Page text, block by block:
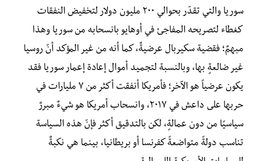
سوريا والتي تقدّر بحوالي ٢٠٠ مليون دولار لتخفيض النفقات
كغطاء لتصريحه المفاجئ في أوهايو بانسحابه من سوريا وهذا
مبهمٌ؛ فقضية سكيربال عرضيةٌ، كما أنه من غير المؤكد أنّ روسيا
غير ضالعةٍ بها، وبالنسبة لتجميد أموال إعادة إعمار سوريا فقد
يكون عرضياً هو الآخر؛ فأمريكا أنفقت أكثر من ٧ مليارات في
حربها على داعش في ٢٠١٧، وانسحاب أمريكا هو شيءٌ مبررٌ
سياسيًا من دون عمالةٍ، لكن بالتدقيق أكثر فإنّ هذه السياسة
تناسب دولةً متواضعةً كفرنسا أو بريطانيا، بينما هي نكبةٌ